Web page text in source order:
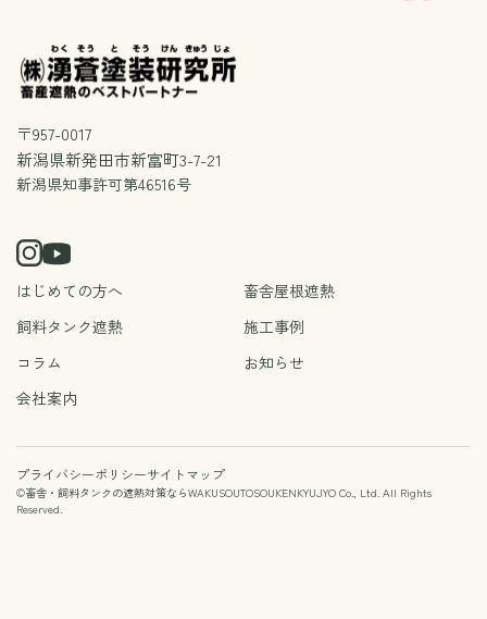
〒957-0017
新潟県新発田市新富町3-7-21
新潟県知事許可第46516号
畜舎屋根遮熱
飼料タンク遮熱
施工事例
コラム
お知らせ
会社案内
はじめての方へ
プライバシーポリシーサイトマップ
©畜舎・飼料タンクの遮熱対策ならWAKUSOUTOSOUKENKYUJYO Co., Ltd. All Rights
Reserved.